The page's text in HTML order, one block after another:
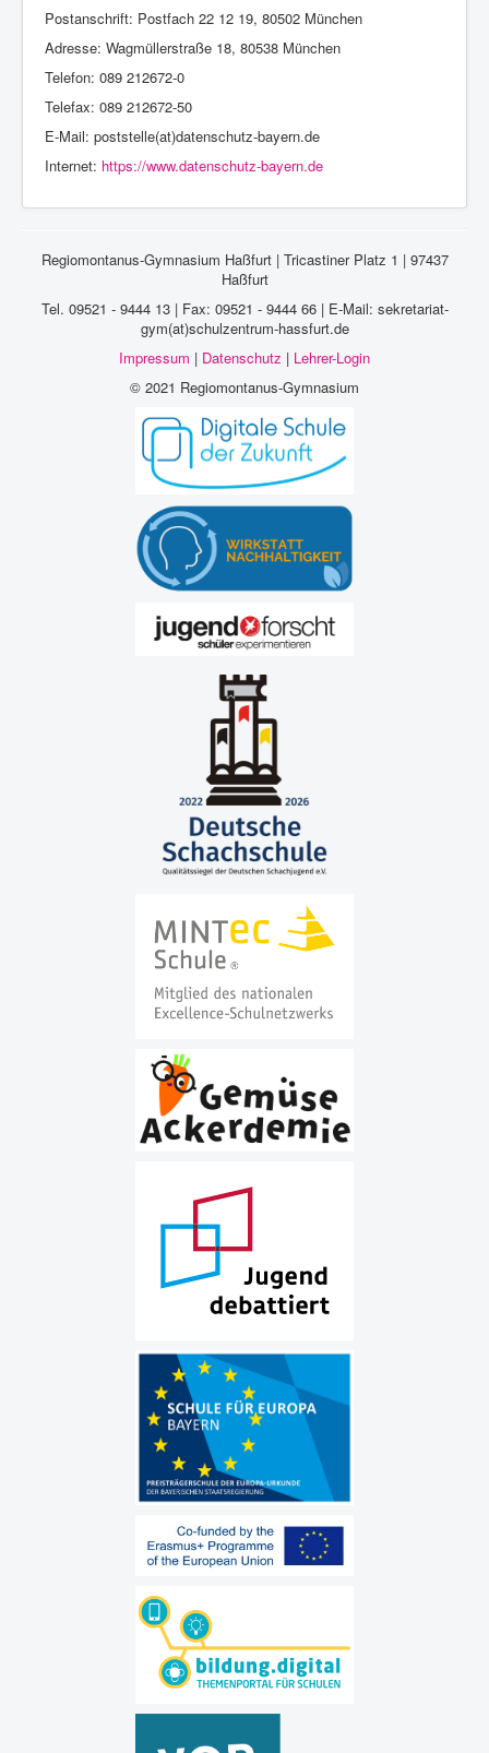
Postanschrift: Postfach 22 12 19, 80502 München
Adresse: Wagmüllerstraße 18, 80538 München
Telefon: 089 212672-0
Telefax: 089 212672-50
E-Mail: poststelle(at)datenschutz-bayern.de
Internet: https://www.datenschutz-bayern.de
Regiomontanus-Gymnasium Haßfurt | Tricastiner Platz 1 | 97437
Haßfurt
Tel. 09521 - 9444 13 | Fax: 09521 - 9444 66 | E-Mail: sekretariat-
gym(at)schulzentrum-hassfurt.de
Impressum | Datenschutz | Lehrer-Login
© 2021 Regiomontanus-Gymnasium